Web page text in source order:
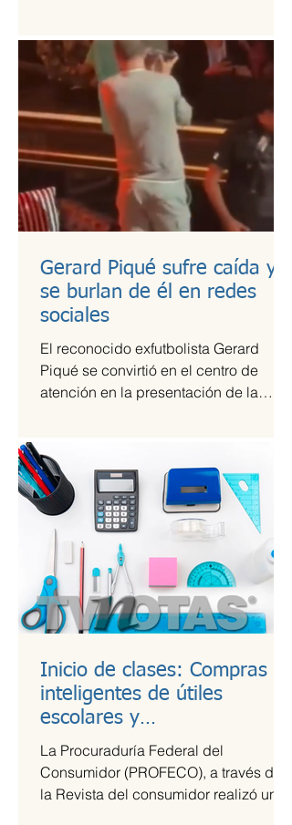
Gerard Piqué sufre caída y
se burlan de él en redes
sociales
El reconocido exfutbolista Gerard
Piqué se convirtió en el centro de
atención en la presentación de la
Inicio de clases: Compras
inteligentes de útiles
escolares y
recomendaciones para la
lonchera
La Procuraduría Federal del
Consumidor (PROFECO), a través de
la Revista del consumidor realizó un